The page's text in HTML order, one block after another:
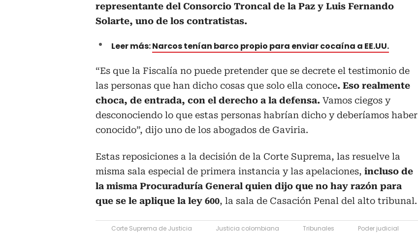
representante del Consorcio Troncal de la Paz y Luis Fernando
Solarte, uno de los contratistas.
Leer más:Narcos tenían barco propio para enviar cocaína a EE.UU.
“Es que la Fiscalía no puede pretender que se decrete el testimonio de
las personas que han dicho cosas que solo ella conoce. Eso realmente
choca, de entrada, con el derecho a la defensa. Vamos ciegos y
desconociendo lo que estas personas habrían dicho y deberíamos haber
conocido”, dijo uno de los abogados de Gaviria.
Estas reposiciones a la decisión de la Corte Suprema, las resuelve la
misma sala especial de primera instancia y las apelaciones, incluso de
la misma Procuraduría General quien dijo que no hay razón para
que se le aplique la ley 600, la sala de Casación Penal del alto tribunal.
Corte Suprema de Justicia Justicia colombiana Tribunales
Poder judicial